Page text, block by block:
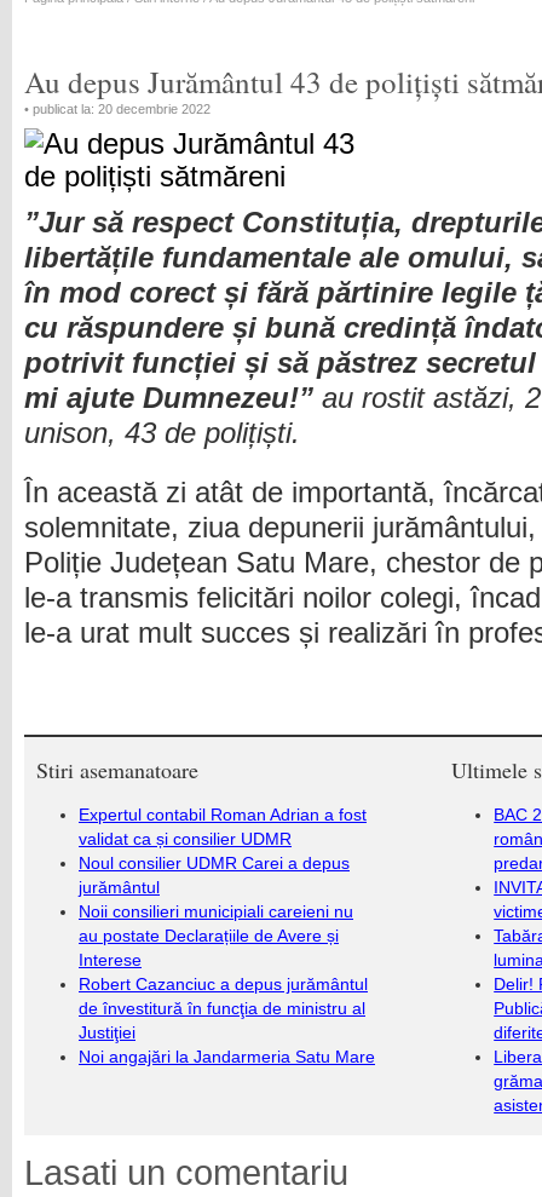
Au depus Jurământul 43 de polițiști
• publicat la: 20 decembrie 2022
”Jur să respect Constituția,
libertățile fundamentale ale omului,
în mod corect și fără părtinire legile
cu răspundere și bună credință
potrivit funcției și să păstrez
mi ajute Dumnezeu!” au rostit astăzi,
unison, 43 de polițiști.
În această zi atât de importantă,
solemnitate, ziua depunerii
Poliție Județean Satu Mare, chestor de
le-a transmis felicitări noilor colegi,
le-a urat mult succes și realizări în
Stiri asemanatoare
Expertul contabil Roman Adrian a fost
validat ca și consilier UDMR
Noul consilier UDMR Carei a depus
jurământul
Noii consilieri municipiali careieni nu
au postate Declarațiile de Avere și
Interese
Robert Cazanciuc a depus jurământul
de învestitură în funcţia de ministru al
Justiţiei
Noi angajări la Jandarmeria Satu Mare
Ultimele
BAC
Delir!
Lasati un comentariu